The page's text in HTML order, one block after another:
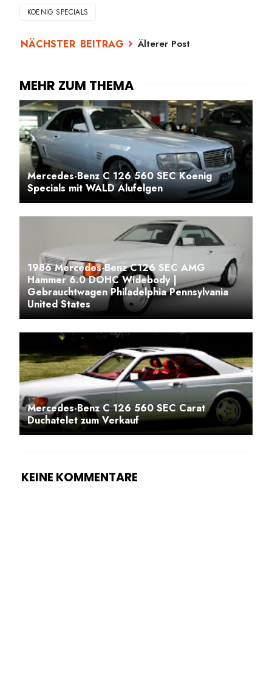
KOENIG SPECIALS
Älterer Post
Mercedes-Benz C 126 560 SEC Koenig
Specials mit WALD Alufelgen
1986 Mercedes-Benz C126 SEC AMG
Hammer 6.0 DOHC Widebody |
Gebrauchtwagen Philadelphia Pennsylvania
United States
Mercedes-Benz C 126 560 SEC Carat
Duchatelet zum Verkauf
KEINE KOMMENTARE